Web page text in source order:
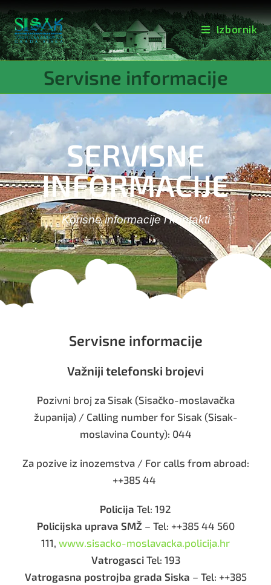
Izbornik
Servisne informacije
SERVISNE
INFORMACIJE
Korisne informacije i kontakti
Servisne informacije
Važniji telefonski brojevi
Pozivni broj za Sisak (Sisačko-moslavačka
županija) / Calling number for Sisak (Sisak-
moslavina County): 044
Za pozive iz inozemstva / For calls from abroad:
++385 44
Policija Tel: 192
Policijska uprava SMŽ – Tel: ++385 44 560
111, www.sisacko-moslavacka.policija.hr
VatrogasciTel: 193
Vatrogasna postrojba grada Siska – Tel: ++385